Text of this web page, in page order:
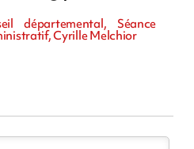
départemental, Séance
Cyrille Melchior